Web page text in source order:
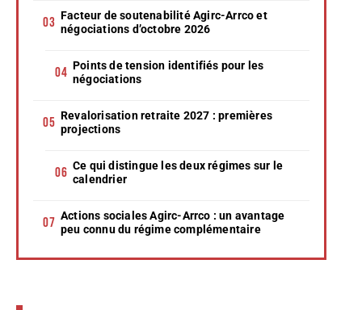
Facteur de soutenabilité Agirc-Arrco et
négociations d’octobre 2026
Points de tension identifiés pour les
négociations
Revalorisation retraite 2027 : premières
projections
Ce qui distingue les deux régimes sur le
calendrier
Actions sociales Agirc-Arrco : un avantage
peu connu du régime complémentaire